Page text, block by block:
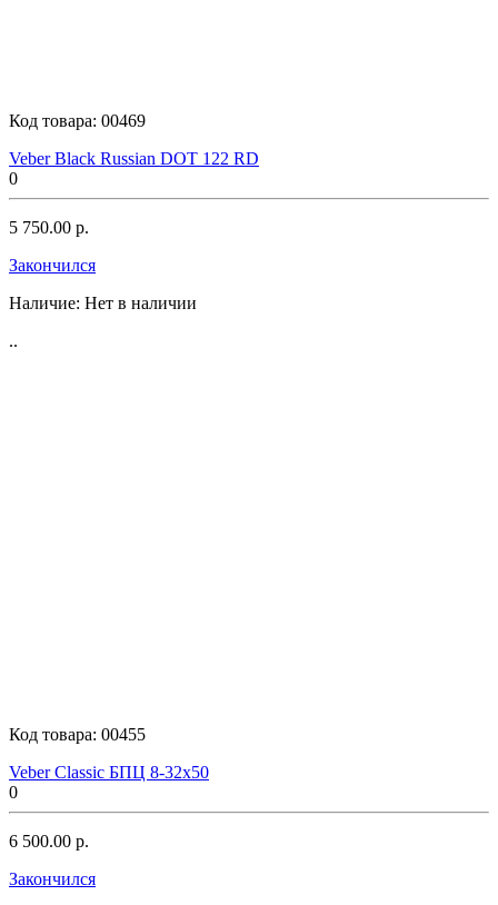
Код товара: 00469
Veber Black Russian DOT 122 RD
0
5 750.00 р.
Закончился
Наличие: Нет в наличии
..
Код товара: 00455
Veber Classic БПЦ 8-32x50
0
6 500.00 р.
Закончился